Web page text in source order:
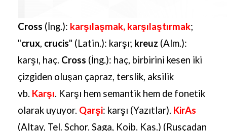
Cross (İng.): karşılaşmak, karşılaştırmak;
"crux, crucis" (Latin.): karşı; kreuz (Alm.):
karşı, haç. Cross (İng.): haç, birbirini kesen iki
çizgiden oluşan çapraz, terslik, aksilik
vb. Karşı. Karşı hem semantik hem de fonetik
olarak uyuyor. Qarşi: karşı (Yazıtlar). KirAs
(Altay, Tel. Schor. Saga, Koib. Kas.) (Rusçadan